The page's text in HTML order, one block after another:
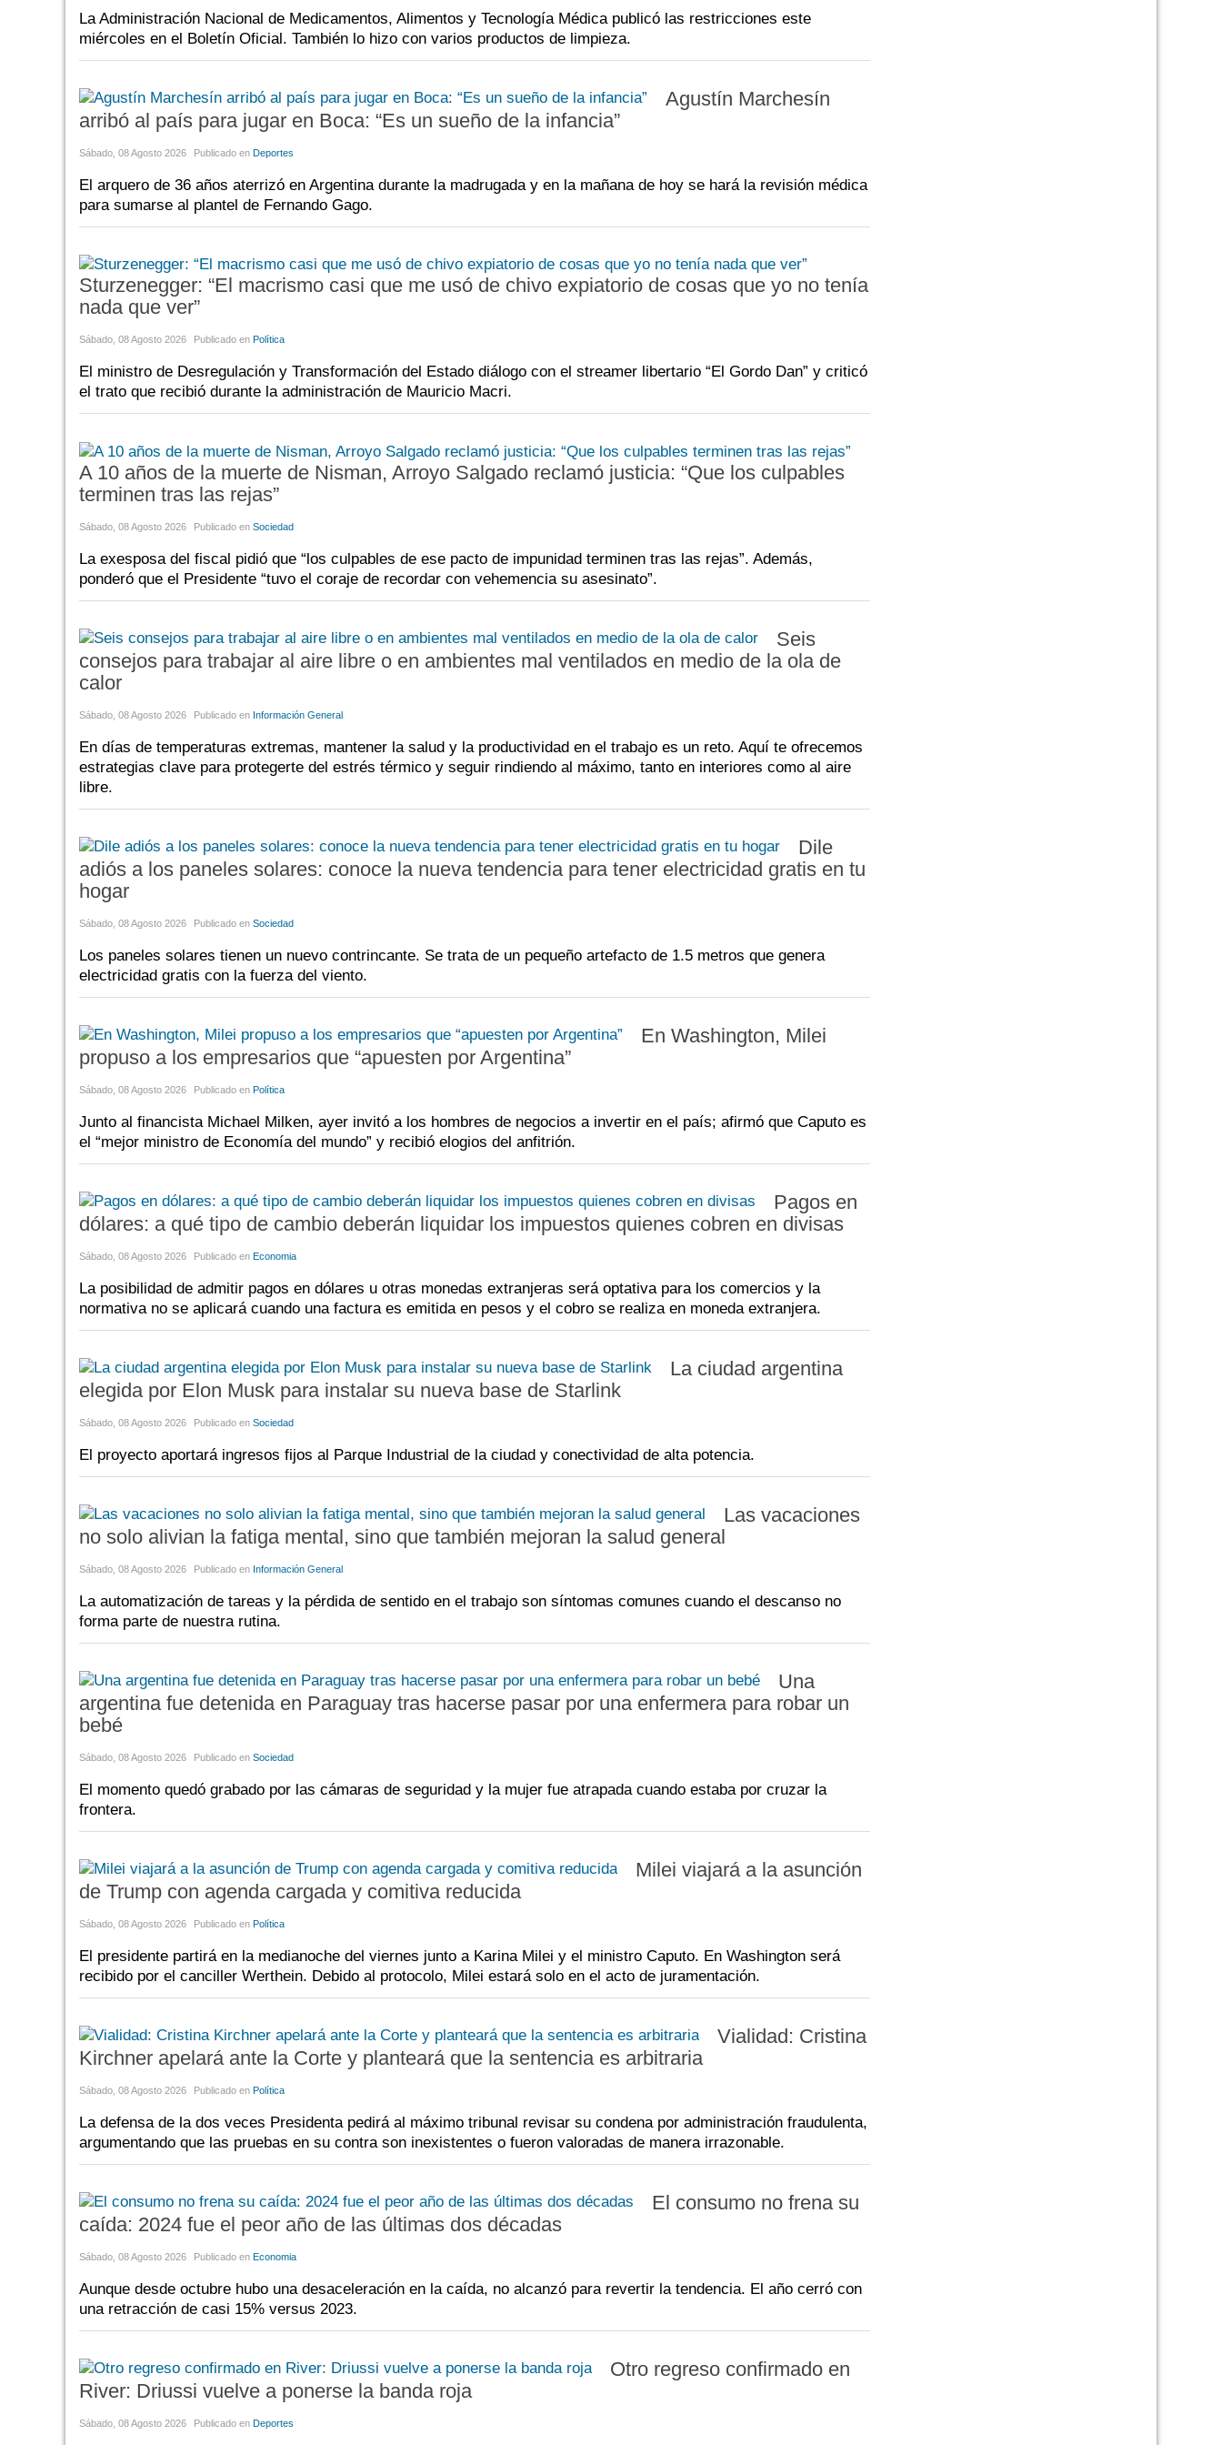
La Administración Nacional de Medicamentos, Alimentos y Tecnología Médica publicó las restricciones este
miércoles en el Boletín Oficial. También lo hizo con varios productos de limpieza.
Agustín Marchesín
arribó al país para jugar en Boca: “Es un sueño de la infancia”
Sábado, 08 Agosto 2026 Publicado en Deportes
El arquero de 36 años aterrizó en Argentina durante la madrugada y en la mañana de hoy se hará la revisión médica
para sumarse al plantel de Fernando Gago.
Sturzenegger: “El macrismo casi que me usó de chivo expiatorio de cosas que yo no tenía
nada que ver”
Sábado, 08 Agosto 2026 Publicado en Política
El ministro de Desregulación y Transformación del Estado diálogo con el streamer libertario “El Gordo Dan” y criticó
el trato que recibió durante la administración de Mauricio Macri.
A 10 años de la muerte de Nisman, Arroyo Salgado reclamó justicia: “Que los culpables
terminen tras las rejas”
Sábado, 08 Agosto 2026 Publicado en Sociedad
La exesposa del fiscal pidió que “los culpables de ese pacto de impunidad terminen tras las rejas”. Además,
ponderó que el Presidente “tuvo el coraje de recordar con vehemencia su asesinato”.
Seis
consejos para trabajar al aire libre o en ambientes mal ventilados en medio de la ola de
calor
Sábado, 08 Agosto 2026 Publicado en Información General
En días de temperaturas extremas, mantener la salud y la productividad en el trabajo es un reto. Aquí te ofrecemos
estrategias clave para protegerte del estrés térmico y seguir rindiendo al máximo, tanto en interiores como al aire
libre.
Dile
adiós a los paneles solares: conoce la nueva tendencia para tener electricidad gratis en tu
hogar
Sábado, 08 Agosto 2026 Publicado en Sociedad
Los paneles solares tienen un nuevo contrincante. Se trata de un pequeño artefacto de 1.5 metros que genera
electricidad gratis con la fuerza del viento.
En Washington, Milei
propuso a los empresarios que “apuesten por Argentina”
Sábado, 08 Agosto 2026 Publicado en Política
Junto al financista Michael Milken, ayer invitó a los hombres de negocios a invertir en el país; afirmó que Caputo es
el “mejor ministro de Economía del mundo” y recibió elogios del anfitrión.
Pagos en
dólares: a qué tipo de cambio deberán liquidar los impuestos quienes cobren en divisas
Sábado, 08 Agosto 2026 Publicado en Economia
La posibilidad de admitir pagos en dólares u otras monedas extranjeras será optativa para los comercios y la
normativa no se aplicará cuando una factura es emitida en pesos y el cobro se realiza en moneda extranjera.
La ciudad argentina
elegida por Elon Musk para instalar su nueva base de Starlink
Sábado, 08 Agosto 2026 Publicado en Sociedad
El proyecto aportará ingresos fijos al Parque Industrial de la ciudad y conectividad de alta potencia.
Las vacaciones
no solo alivian la fatiga mental, sino que también mejoran la salud general
Sábado, 08 Agosto 2026 Publicado en Información General
La automatización de tareas y la pérdida de sentido en el trabajo son síntomas comunes cuando el descanso no
forma parte de nuestra rutina.
Una
argentina fue detenida en Paraguay tras hacerse pasar por una enfermera para robar un
bebé
Sábado, 08 Agosto 2026 Publicado en Sociedad
El momento quedó grabado por las cámaras de seguridad y la mujer fue atrapada cuando estaba por cruzar la
frontera.
Milei viajará a la asunción
de Trump con agenda cargada y comitiva reducida
Sábado, 08 Agosto 2026 Publicado en Política
El presidente partirá en la medianoche del viernes junto a Karina Milei y el ministro Caputo. En Washington será
recibido por el canciller Werthein. Debido al protocolo, Milei estará solo en el acto de juramentación.
Vialidad: Cristina
Kirchner apelará ante la Corte y planteará que la sentencia es arbitraria
Sábado, 08 Agosto 2026 Publicado en Política
La defensa de la dos veces Presidenta pedirá al máximo tribunal revisar su condena por administración fraudulenta,
argumentando que las pruebas en su contra son inexistentes o fueron valoradas de manera irrazonable.
El consumo no frena su
caída: 2024 fue el peor año de las últimas dos décadas
Sábado, 08 Agosto 2026 Publicado en Economia
Aunque desde octubre hubo una desaceleración en la caída, no alcanzó para revertir la tendencia. El año cerró con
una retracción de casi 15% versus 2023.
Otro regreso confirmado en
River: Driussi vuelve a ponerse la banda roja
Sábado, 08 Agosto 2026 Publicado en Deportes